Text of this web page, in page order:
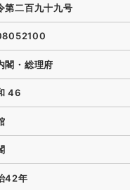
第二百九十九号
閣・総理府
46
42年